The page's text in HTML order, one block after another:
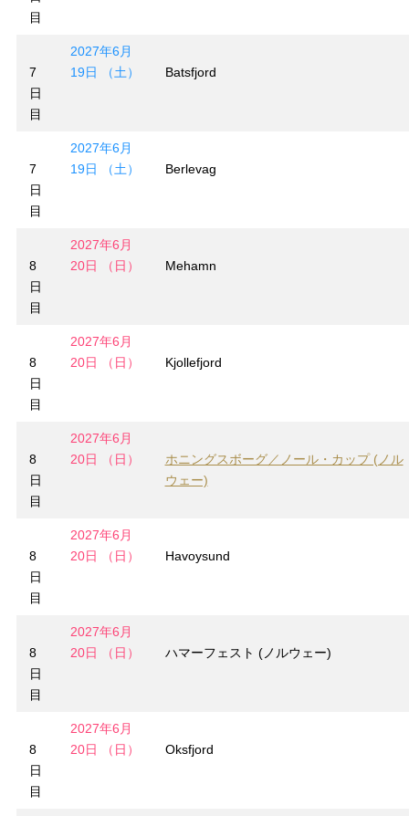
目
7
日
目
2027年6月
19日 （土）
Batsfjord
7
日
目
2027年6月
19日 （土）
Berlevag
8
日
目
2027年6月
20日 （日）
Mehamn
8
日
目
2027年6月
20日 （日）
Kjollefjord
8
日
目
2027年6月
20日 （日）
ホニングスボーグ／ノール・カップ (ノル
ウェー)
8
日
目
2027年6月
20日 （日）
Havoysund
8
日
目
2027年6月
20日 （日）
ハマーフェスト (ノルウェー)
8
日
目
2027年6月
20日 （日）
Oksfjord